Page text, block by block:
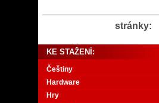
stránky:
KE STAŽENÍ:
Češtiny
Hardware
Hry